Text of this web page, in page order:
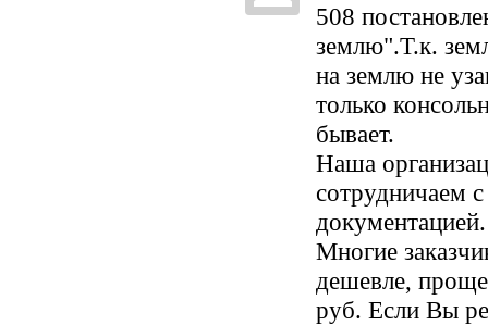
508
землю".Т.к.
на землю не
только
бывает.
Наша
сотрудничаем
Многие
дешевле,
руб. Если Вы